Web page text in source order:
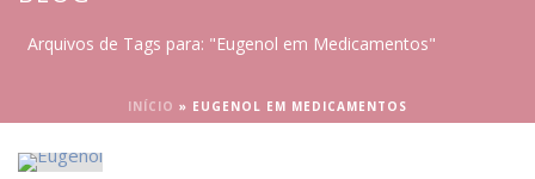
Arquivos de Tags para: "Eugenol em Medicamentos"
INÍCIO » EUGENOL EM MEDICAMENTOS